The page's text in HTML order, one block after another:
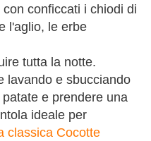
conficcati i chiodi di
l'aglio, le erbe
tutta la notte.
lavando e sbucciando
e prendere una
ideale per
classica Cocotte